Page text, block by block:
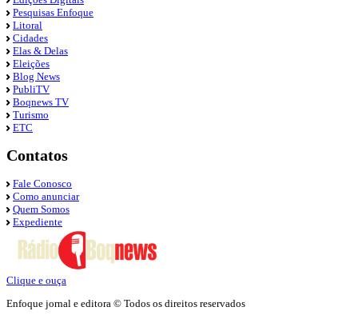
Pesquisas Enfoque
Litoral
Cidades
Elas & Delas
Eleições
Blog News
PubliTV
Boqnews TV
Turismo
ETC
Contatos
Fale Conosco
Como anunciar
Quem Somos
Expediente
Clique e ouça
Enfoque jornal e editora © Todos os direitos reservados